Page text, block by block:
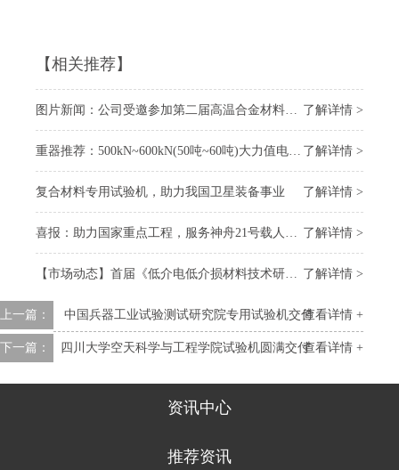
【相关推荐】
了解详情 >
图片新闻：公司受邀参加第二届高温合金材料大会
了解详情 >
重器推荐：500kN~600kN(50吨~60吨)大力值电子万能试验机
了解详情 >
复合材料专用试验机，助力我国卫星装备事业
了解详情 >
喜报：助力国家重点工程，服务神舟21号载人飞船 “上太空”
了解详情 >
【市场动态】首届《低介电低介损材料技术研讨会》召开，我司受邀参会
查看详情 +
上一篇： 中国兵器工业试验测试研究院专用试验机交付
查看详情 +
下一篇： ​四川大学空天科学与工程学院试验机圆满交付
资讯中心
推荐资讯